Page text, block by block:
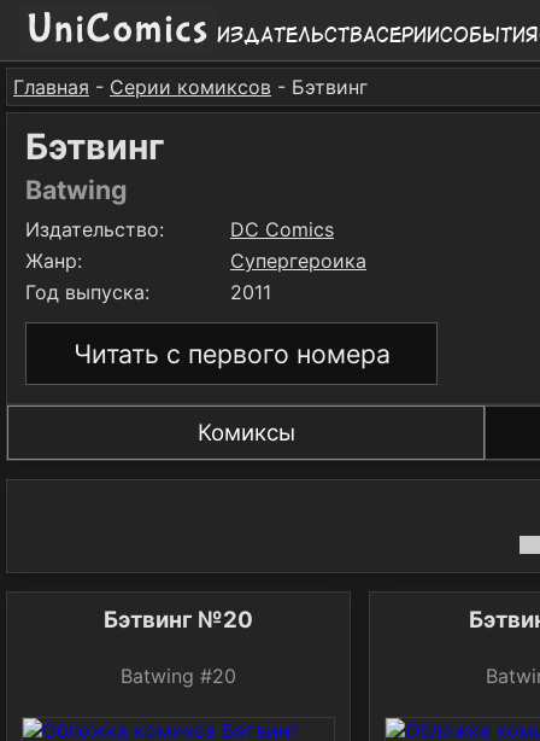
ИздательстваСерииСобытия
Главная - Серии комиксов - Бэтвинг
Бэтвинг
Batwing
Издательство:
DC Comics
Жанр:
Супергероика
Год выпуска:
2011
Читать с первого номера
Комиксы
Бэтвинг №20
Batwing #20